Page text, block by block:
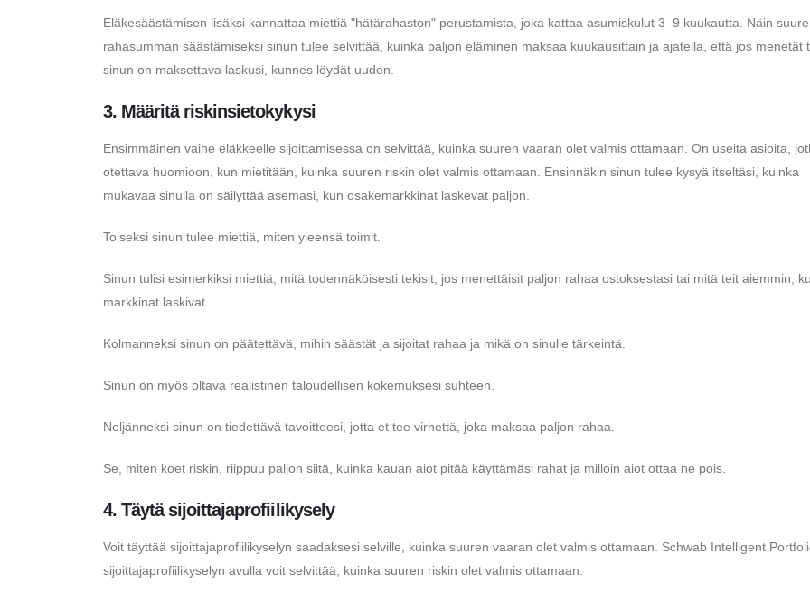
Eläkesäästämisen lisäksi kannattaa miettiä "hätärahaston" perustamista, joka kattaa asumiskulut 3–9 kuukautta. Näin
rahasumman säästämiseksi sinun tulee selvittää, kuinka paljon eläminen maksaa kuukausittain ja ajatella, että jos menetät
sinun on maksettava laskusi, kunnes löydät uuden.
3. Määritä riskinsietokykysi
Ensimmäinen vaihe eläkkeelle sijoittamisessa on selvittää, kuinka suuren vaaran olet valmis ottamaan. On useita asioita,
otettava huomioon, kun mietitään, kuinka suuren riskin olet valmis ottamaan. Ensinnäkin sinun tulee kysyä itseltäsi, kuinka
mukavaa sinulla on säilyttää asemasi, kun osakemarkkinat laskevat paljon.
Toiseksi sinun tulee miettiä, miten yleensä toimit.
Sinun tulisi esimerkiksi miettiä, mitä todennäköisesti tekisit, jos menettäisit paljon rahaa ostoksestasi tai mitä teit aiemmin,
markkinat laskivat.
Kolmanneksi sinun on päätettävä, mihin säästät ja sijoitat rahaa ja mikä on sinulle tärkeintä.
Sinun on myös oltava realistinen taloudellisen kokemuksesi suhteen.
Neljänneksi sinun on tiedettävä tavoitteesi, jotta et tee virhettä, joka maksaa paljon rahaa.
Se, miten koet riskin, riippuu paljon siitä, kuinka kauan aiot pitää käyttämäsi rahat ja milloin aiot ottaa ne pois.
4. Täytä sijoittajaprofiilikysely
Voit täyttää sijoittajaprofiilikyselyn saadaksesi selville, kuinka suuren vaaran olet valmis ottamaan. Schwab Intelligent
sijoittajaprofiilikyselyn avulla voit selvittää, kuinka suuren riskin olet valmis ottamaan.